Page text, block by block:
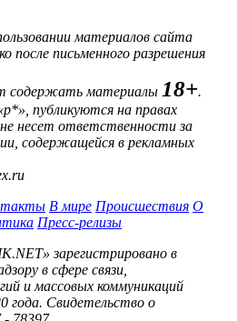
материалов сайта
после письменного разрешения
содержать материалы 18+.
публикуются на правах
несет ответственности за
содержащейся в рекламных
В мире Происшествия О
Пресс-релизы
зарегистрировано в
в сфере связи,
и массовых коммуникаций
года. Свидетельство о